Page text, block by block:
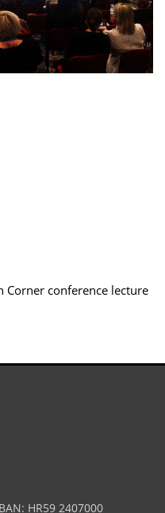
Corner conference lecture
HR59 2407000